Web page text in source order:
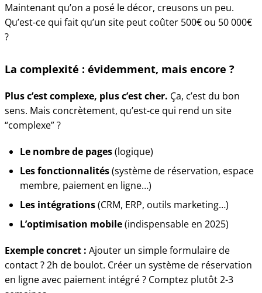
Maintenant qu’on a posé le décor, creusons un peu.
Qu’est-ce qui fait qu’un site peut coûter 500€ ou 50 000€
?
La complexité : évidemment, mais encore ?
Plus c’est complexe, plus c’est cher. Ça, c’est du bon
sens. Mais concrètement, qu’est-ce qui rend un site
“complexe” ?
Le nombre de pages(logique)
Les fonctionnalités(système de réservation, espace
membre, paiement en ligne…)
Les intégrations(CRM, ERP, outils marketing…)
L’optimisation mobile(indispensable en 2025)
Exemple concret : Ajouter un simple formulaire de
contact ? 2h de boulot. Créer un système de réservation
en ligne avec paiement intégré ? Comptez plutôt 2-3